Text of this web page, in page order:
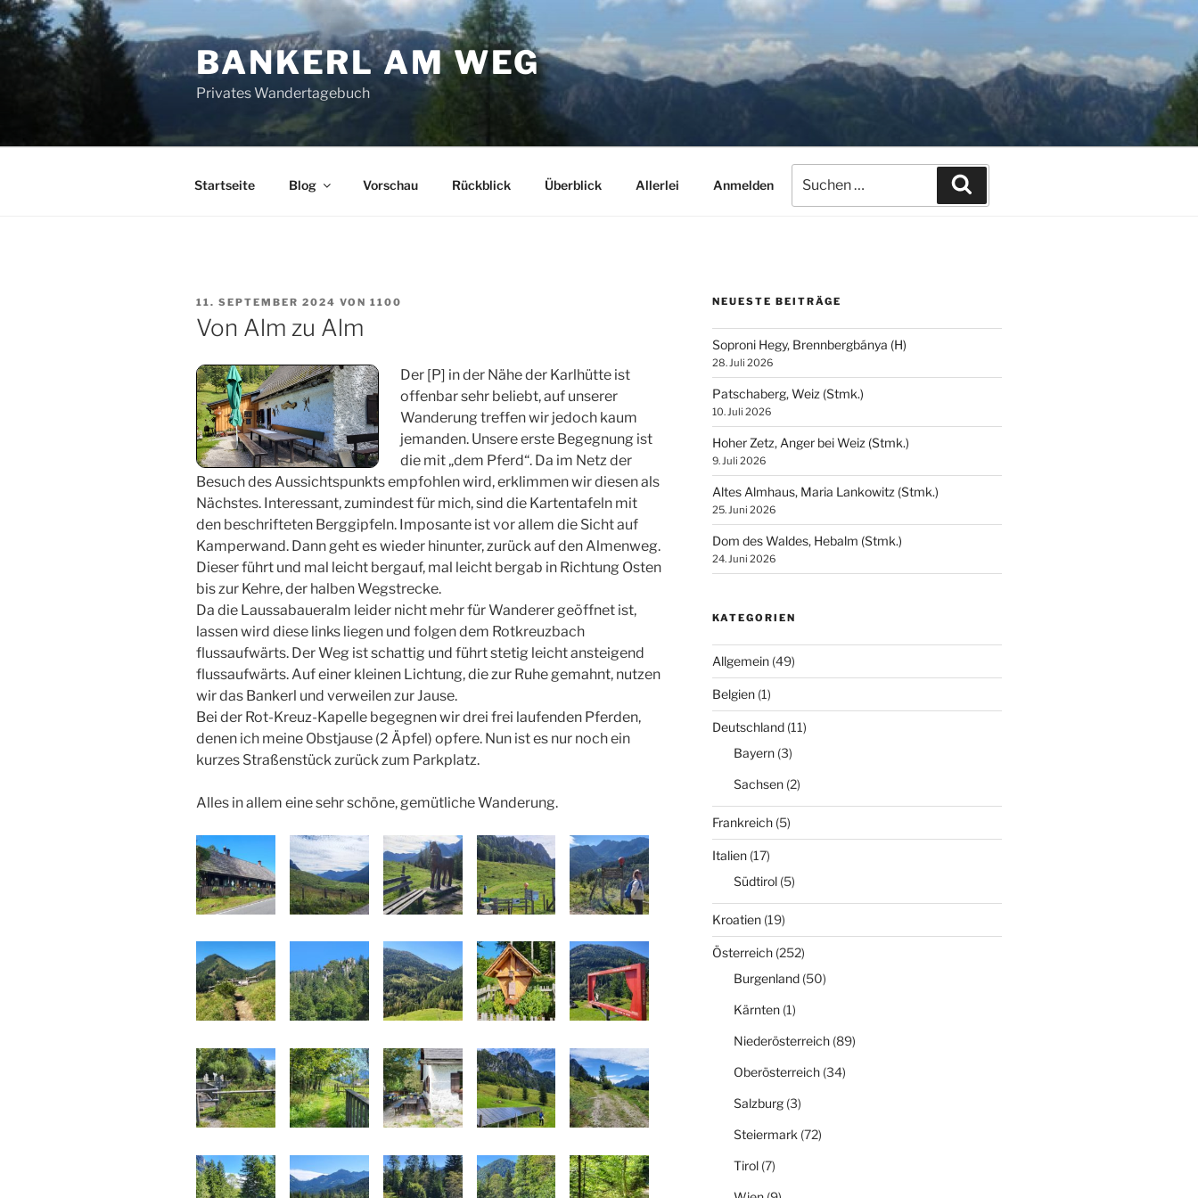
Zum
Inhalt
springen
BANKERL AM WEG
Privates Wandertagebuch
Startseite Blog Vorschau Rückblick Überblick Allerlei Anmelden
nach:
VERÖFFENTLICHT
AM
11. SEPTEMBER 2024 VON 1100
Von Alm zu Alm
Der [P] in der Nähe der Karlhütte ist
offenbar sehr beliebt, auf unserer
Wanderung treffen wir jedoch kaum
jemanden. Unsere erste Begegnung ist
die mit „dem Pferd“. Da im Netz der
Besuch des Aussichtspunkts empfohlen wird, erklimmen wir diesen als
Nächstes. Interessant, zumindest für mich, sind die Kartentafeln mit
den beschrifteten Berggipfeln. Imposante ist vor allem die Sicht auf
Kamperwand. Dann geht es wieder hinunter, zurück auf den Almenweg.
Dieser führt und mal leicht bergauf, mal leicht bergab in Richtung Osten
bis zur Kehre, der halben Wegstrecke.
Da die Laussabaueralm leider nicht mehr für Wanderer geöffnet ist,
lassen wird diese links liegen und folgen dem Rotkreuzbach
flussaufwärts. Der Weg ist schattig und führt stetig leicht ansteigend
flussaufwärts. Auf einer kleinen Lichtung, die zur Ruhe gemahnt, nutzen
wir das Bankerl und verweilen zur Jause.
Bei der Rot-Kreuz-Kapelle begegnen wir drei frei laufenden Pferden,
denen ich meine Obstjause (2 Äpfel) opfere. Nun ist es nur noch ein
kurzes Straßenstück zurück zum Parkplatz.
Alles in allem eine sehr schöne, gemütliche Wanderung.
NEUESTE BEITRÄGE
Soproni Hegy, Brennbergbánya (H)
28. Juli 2026
Patschaberg, Weiz (Stmk.)
10. Juli 2026
Hoher Zetz, Anger bei Weiz (Stmk.)
9. Juli 2026
Altes Almhaus, Maria Lankowitz (Stmk.)
25. Juni 2026
Dom des Waldes, Hebalm (Stmk.)
24. Juni 2026
KATEGORIEN
Allgemein(49)
Belgien(1)
Deutschland(11)
Bayern(3)
Sachsen(2)
Frankreich(5)
Italien(17)
Südtirol(5)
Kroatien(19)
Österreich(252)
Burgenland(50)
Kärnten(1)
Niederösterreich(89)
Oberösterreich(34)
Salzburg(3)
Steiermark (72)
Tirol(7)